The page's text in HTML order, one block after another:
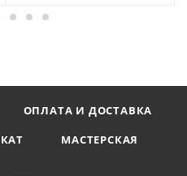
ОПЛАТА И ДОСТАВКА
МАСТЕРСКАЯ